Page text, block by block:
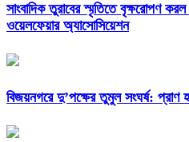
সাংবাদিক তুরাবের স্মৃতিতে বৃক্ষরোপণ
ওয়েলফেয়ার অ্যাসোসিয়েশন
বিজয়নগরে দু’পক্ষের তুমুল সংঘর্ষ: